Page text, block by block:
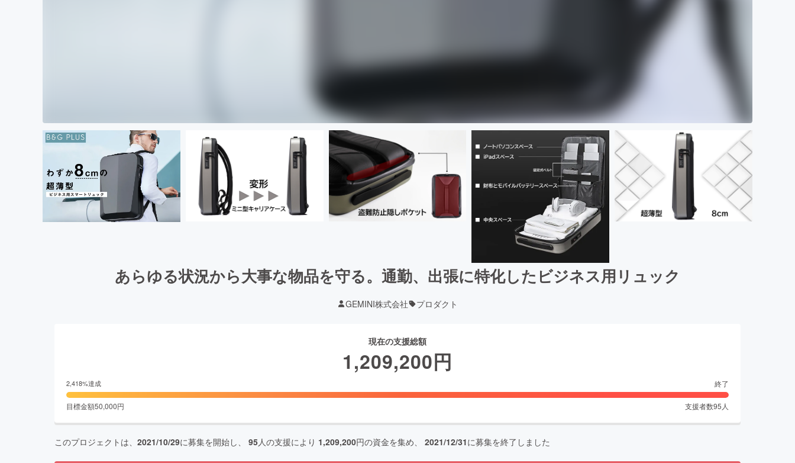
あらゆる状況から大事な物品を守る。通勤、出張に特化したビジネス用リュック
GEMINI株式会社 プロダクト
現在の支援総額
1,209,200円
2,418%達成 終了
目標金額50,000円 支援者数95 人
このプロジェクトは、 2021/10/29に募集を開始し、 95人の支援により 1,209,200円の資金を集め、 2021/12/31に募集を終了しました